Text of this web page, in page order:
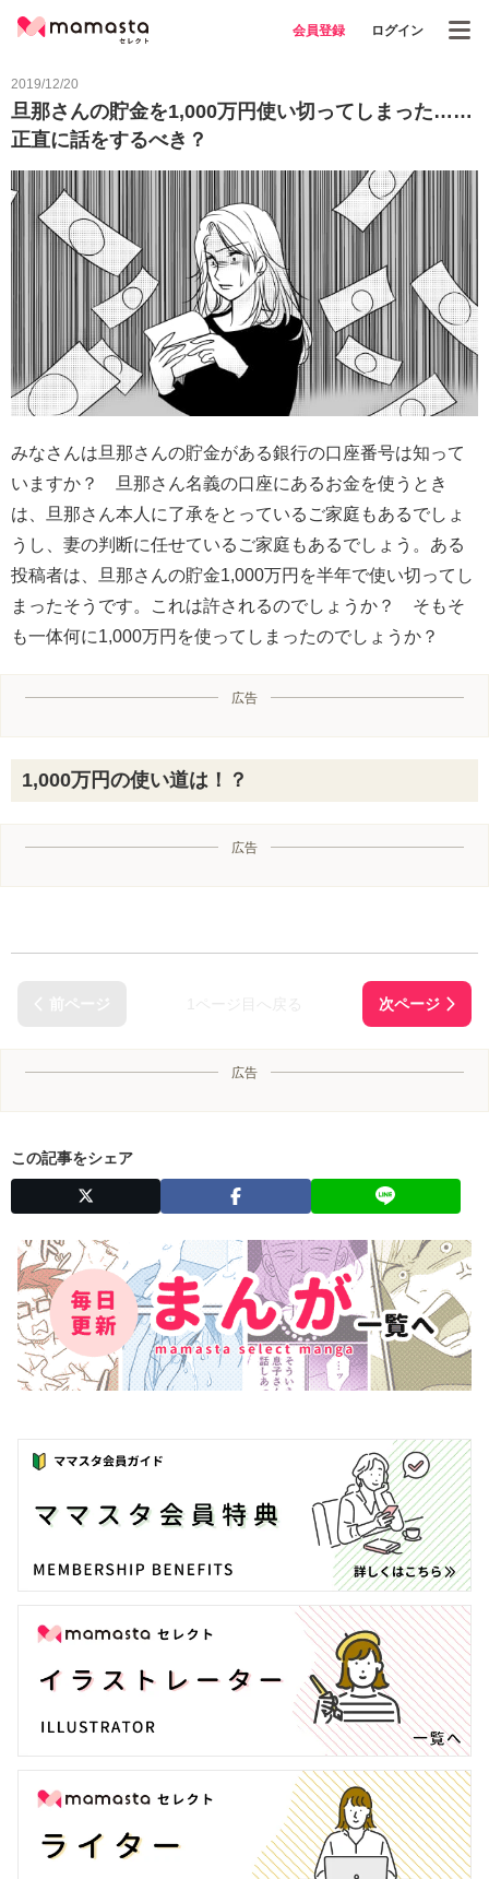
会員登録 ログイン
2019/12/20
旦那さんの貯金を1,000万円使い切ってしまった……
正直に話をするべき？
みなさんは旦那さんの貯金がある銀行の口座番号は知って
いますか？ 旦那さん名義の口座にあるお金を使うとき
は、旦那さん本人に了承をとっているご家庭もあるでしょ
うし、妻の判断に任せているご家庭もあるでしょう。ある
投稿者は、旦那さんの貯金1,000万円を半年で使い切ってし
まったそうです。これは許されるのでしょうか？ そもそ
も一体何に1,000万円を使ってしまったのでしょうか？
広告
1,000万円の使い道は！？
広告
広告
この記事をシェア